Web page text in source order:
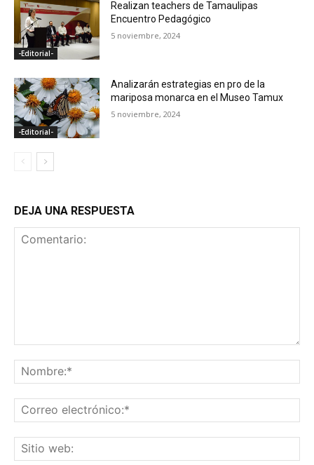
-Editorial-
Realizan teachers de Tamaulipas
Encuentro Pedagógico
5 noviembre, 2024
-Editorial-
Analizarán estrategias en pro de la
mariposa monarca en el Museo Tamux
5 noviembre, 2024
DEJA UNA RESPUESTA